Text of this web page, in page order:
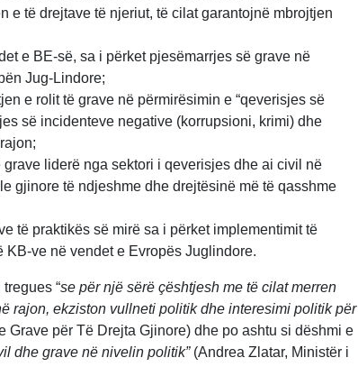
e të drejtave të njeriut, të cilat garantojnë mbrojtjen
e BE-së, sa i përket pjesëmarrjes së grave në
Jug-Lindore;
e rolit të grave në përmirësimin e “qeverisjes së
së incidenteve negative (korrupsioni, krimi) dhe
liderë nga sektori i qeverisjes dhe ai civil në
gjinore të ndjeshme dhe drejtësinë më të qasshme
të praktikës së mirë sa i përket implementimit të
ve në vendet e Evropës Juglindore.
“se për një sërë çështjesh me të cilat merren
rajon, ekziston vullneti politik dhe interesimi politik për
për Të Drejta Gjinore) dhe po ashtu si dëshmi e
dhe grave në nivelin politik”(Andrea Zlatar, Ministër i